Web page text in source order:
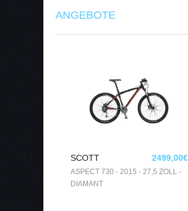
ANGEBOTE
SCOTT 2499,00€
ASPECT 730 - 2015 - 27,5 ZOLL -
DIAMANT